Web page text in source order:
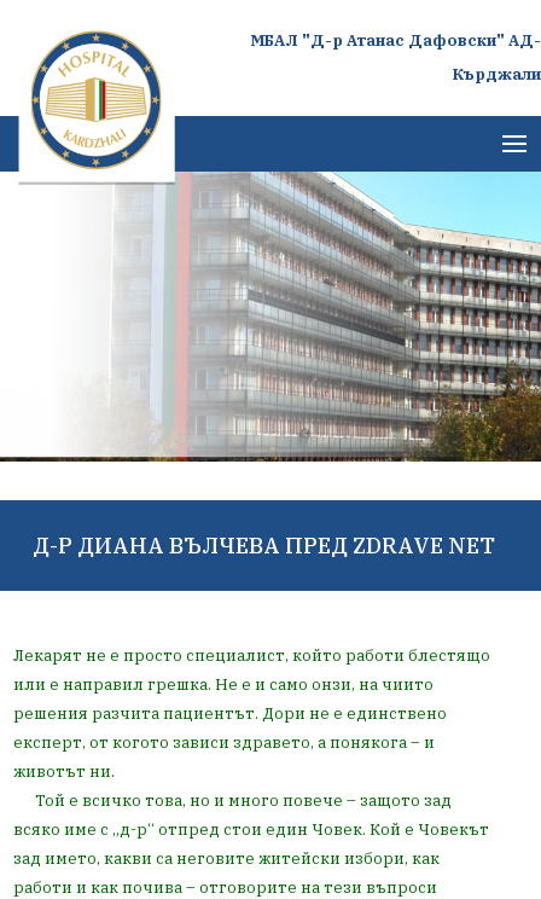
МБАЛ "Д-р Атанас Дафовски" АД-
Кърджали
Д-Р ДИАНА ВЪЛЧЕВА ПРЕД ZDRAVE NET
Лекарят не е просто специалист, който работи блестящо
или е направил грешка. Не е и само онзи, на чиито
решения разчита пациентът. Дори не е единствено
експерт, от когото зависи здравето, а понякога – и
животът ни.
Той е всичко това, но и много повече – защото зад
всяко име с „д-р“ отпред стои един Човек. Кой е Човекът
зад името, какви са неговите житейски избори, как
работи и как почива – отговорите на тези въпроси